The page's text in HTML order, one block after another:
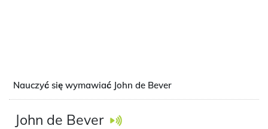
Nauczyć się wymawiać John de Bever
John de Bever